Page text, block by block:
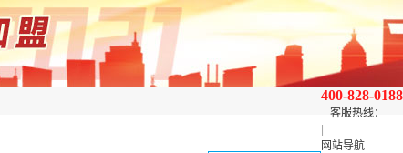
400-828-0188
客服热线：
网站导航